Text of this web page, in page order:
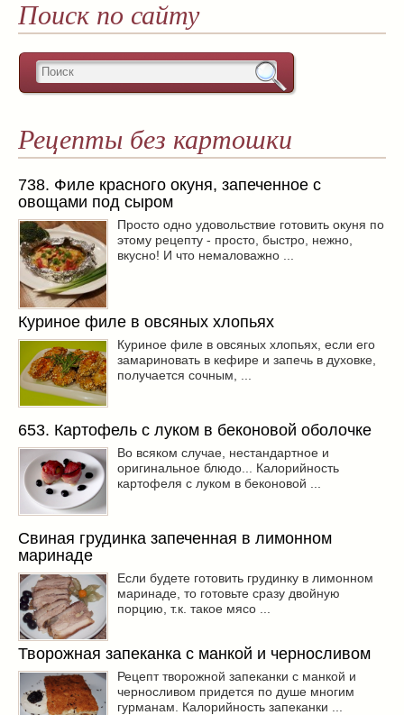
Поиск по сайту
Рецепты без картошки
738. Филе красного окуня, запеченное с
овощами под сыром
Просто одно удовольствие готовить окуня по
этому рецепту - просто, быстро, нежно,
вкусно! И что немаловажно ...
Куриное филе в овсяных хлопьях
Куриное филе в овсяных хлопьях, если его
замариновать в кефире и запечь в духовке,
получается сочным, ...
653. Картофель с луком в беконовой оболочке
Во всяком случае, нестандартное и
оригинальное блюдо... Калорийность
картофеля с луком в беконовой ...
Свиная грудинка запеченная в лимонном
маринаде
Если будете готовить грудинку в лимонном
маринаде, то готовьте сразу двойную
порцию, т.к. такое мясо ...
Творожная запеканка с манкой и черносливом
Рецепт творожной запеканки с манкой и
черносливом придется по душе многим
гурманам. Калорийность запеканки ...